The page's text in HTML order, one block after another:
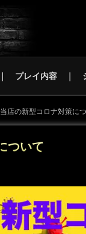
プレイ内容
当店の新型コロナ対策に
ついて